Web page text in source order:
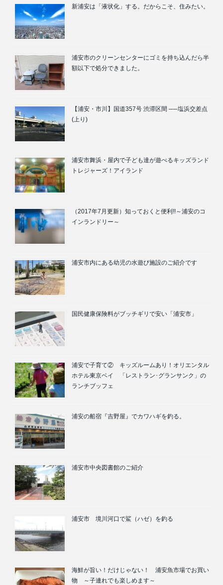
新浦安は「液状化」する。だからこそ、住みたい。
浦安市のクリーンセンターにゴミを持ち込んだら半
額以下で処分できました。
【浦安・市川】国道357号 渋滞区間 ──塩浜交差点
(上り)
浦安市舞浜・屋内で子ども達が遊べるキッズランド
トレジャーズ！アイランド
（2017年7月更新）知っておくと便利!!～浦安のコ
インランドリー～
浦安市内にある幼児の水遊び施設のご紹介です
国民健康保険料がブッチギリで安い「浦安市」
浦安で子育て② キッズルームあり！オリエンタル
ホテル東京ベイ 「レストラン･グランサンク」の
ランチブッフェ
浦安の船宿『吉野屋』でカワハギを釣る。
浦安市中央図書館のご紹介
浦安市 境川河口で鯊（ハゼ）を釣る
海鮮が旨い！だけじゃない！ 浦安魚市場でお買い
物 ～子連れでも楽しめます～